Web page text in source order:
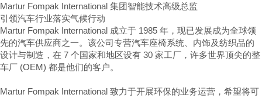
Martur Fompak International 集团智能技术高级总监
引领汽车行业落实气候行动
Martur Fompak International 成立于 1985 年，现已发展成为全球领
先的汽车供应商之一。该公司专营汽车座椅系统、内饰及纺织品的
设计与制造，在 7 个国家和地区设有 30 家工厂，许多世界顶尖的整
车厂 (OEM) 都是他们的客户。
Martur Fompak International 致力于开展环保的业务运营，希望将可